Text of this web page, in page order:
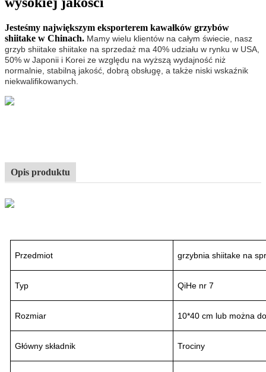
Jesteśmy największym eksporterem kawałków grzybów
shiitake w Chinach. Mamy wielu klientów na całym świecie, nasz
grzyb shiitake shiitake na sprzedaż ma 40% udziału w rynku w USA,
50% w Japonii i Korei ze względu na wyższą wydajność niż
normalnie, stabilną jakość, dobrą obsługę, a także niski wskaźnik
niekwalifikowanych.
Opis produktu
Przedmiot grzybnia shiitake na
Typ QiHe nr 7
Rozmiar 10*40 cm lub można
Główny składnik Trociny